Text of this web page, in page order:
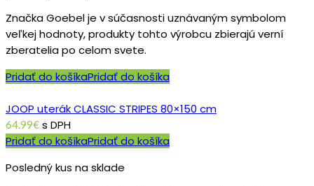
Značka Goebel je v súčasnosti uznávaným symbolom
veľkej hodnoty, produkty tohto výrobcu zbierajú verní
zberatelia po celom svete.
Pridať do košíkaPridať do košíka
JOOP uterák CLASSIC STRIPES 80×150 cm
64.99€ s DPH
Pridať do košíkaPridať do košíka
Posledný kus na sklade